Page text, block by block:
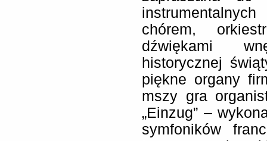
chórem,
dźwiękami
historycznej
piękne organy
mszy gra
„Einzug” –
symfoników